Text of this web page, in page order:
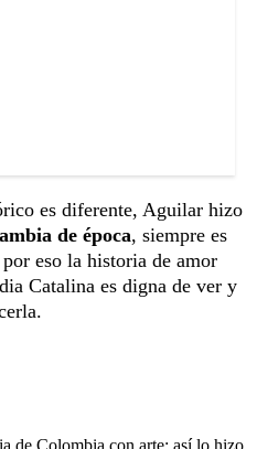
es diferente, Aguilar hizo
de época, siempre es
eso la historia de amor
Catalina es digna de ver y